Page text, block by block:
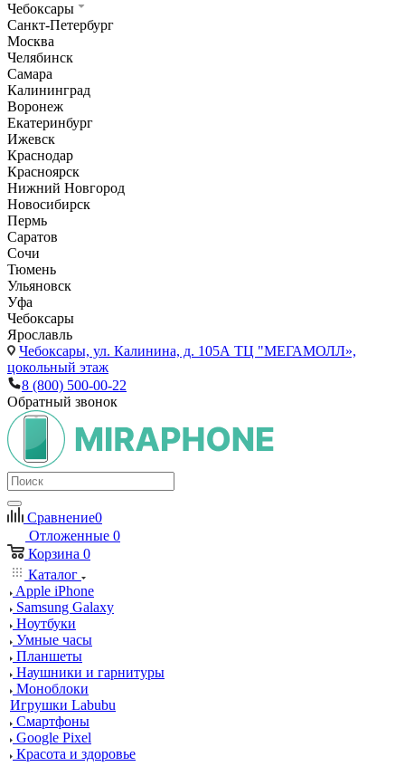
Чебоксары
Санкт-Петербург
Москва
Челябинск
Самара
Калининград
Воронеж
Екатеринбург
Ижевск
Краснодар
Красноярск
Нижний Новгород
Новосибирск
Пермь
Саратов
Сочи
Тюмень
Ульяновск
Уфа
Чебоксары
Ярославль
Чебоксары, ул. Калинина, д. 105А ТЦ "МЕГАМОЛЛ»,
цокольный этаж
8 (800) 500-00-22
Обратный звонок
Сравнение0
Отложенные 0
Корзина 0
Каталог
Apple iPhone
Samsung Galaxy
Ноутбуки
Умные часы
Планшеты
Наушники и гарнитуры
Моноблоки
Игрушки Labubu
Смартфоны
Google Pixel
Красота и здоровье